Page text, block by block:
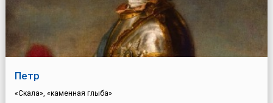
Петр
«Скала», «каменная глыба»